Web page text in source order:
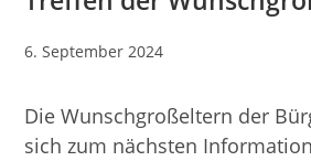
Beitrag
6. September 2024
Die Wunschgroßeltern der
sich zum nächsten